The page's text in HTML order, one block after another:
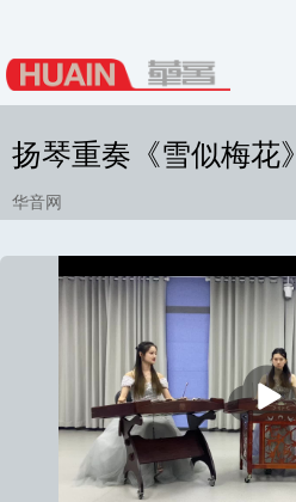
扬琴重奏《雪似梅花》
华音网
播
放